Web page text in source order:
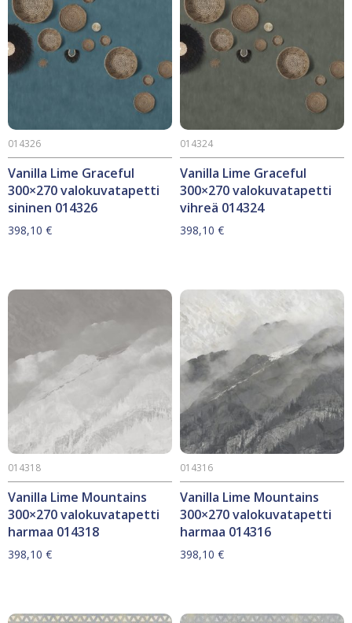
Vanilla Lime Graceful
300×270 valokuvatapetti
sininen 014326
014326
398,10 €
Vanilla Lime Graceful
300×270 valokuvatapetti
vihreä 014324
014324
398,10 €
Vanilla Lime Mountains
300×270 valokuvatapetti
harmaa 014318
014318
398,10 €
Vanilla Lime Mountains
300×270 valokuvatapetti
harmaa 014316
014316
398,10 €